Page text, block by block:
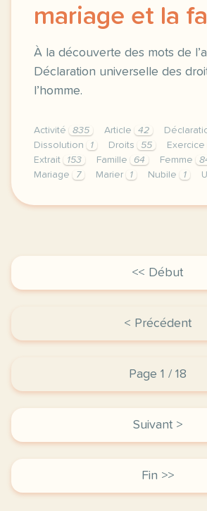
mariage et la
À la découverte des mots de
Déclaration universelle des
l’homme.
Activité 835 Article 42
Dissolution
1 Droits 55 Exercice
Extrait
153 Famille 64 Femme
Mariage
7 Marier 1 Nubile 1
exercice b2 declaration
<< Début
< Précédent
Page 1 / 18
Suivant >
Fin >>